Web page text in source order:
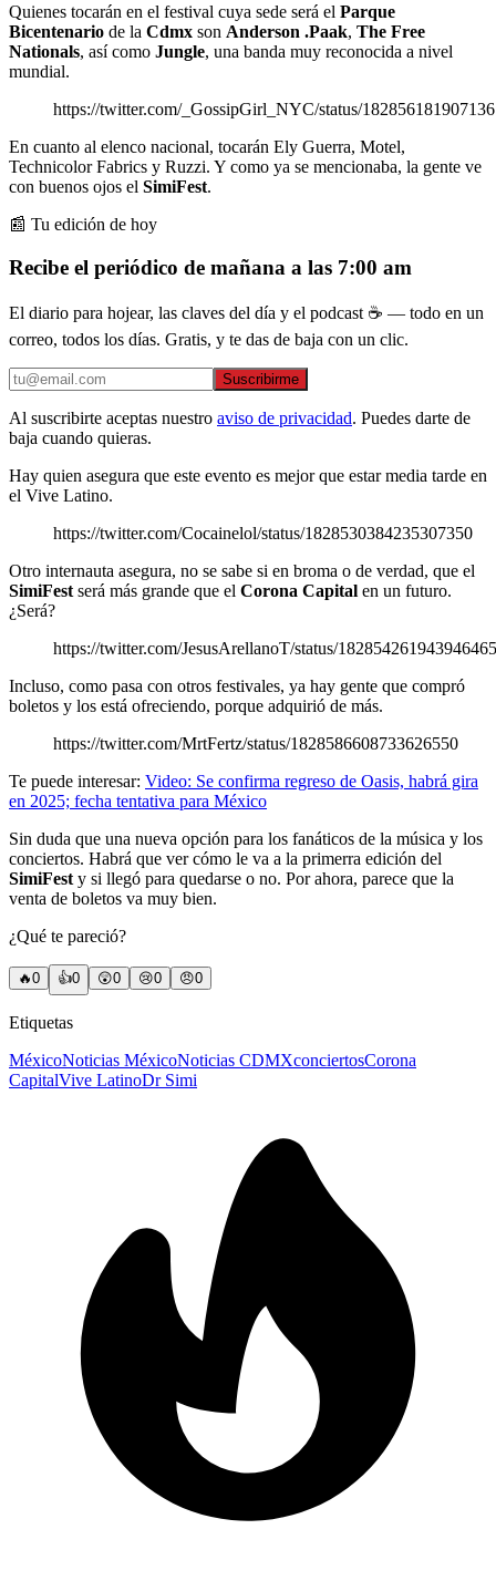
Quienes tocarán en el festival cuya sede será el Parque
Bicentenario de la Cdmx son Anderson .Paak, The Free
Nationals, así como Jungle, una banda muy reconocida a nivel
mundial.
https://twitter.com/_GossipGirl_NYC/status/
En cuanto al elenco nacional, tocarán Ely Guerra, Motel,
Technicolor Fabrics y Ruzzi. Y como ya se mencionaba, la gente ve
con buenos ojos el SimiFest.
📰 Tu edición de hoy
Recibe el periódico de mañana a las 7:00 am
El diario para hojear, las claves del día y el podcast ☕ — todo en un
correo, todos los días. Gratis, y te das de baja con un clic.
Suscribirme
Al suscribirte aceptas nuestro aviso de privacidad. Puedes darte de
baja cuando quieras.
Hay quien asegura que este evento es mejor que estar media tarde en
el Vive Latino.
https://twitter.com/Cocainelol/status/1828530384235307350
Otro internauta asegura, no se sabe si en broma o de verdad, que el
SimiFest será más grande que el Corona Capital en un futuro.
¿Será?
https://twitter.com/JesusArellanoT/status/
Incluso, como pasa con otros festivales, ya hay gente que compró
boletos y los está ofreciendo, porque adquirió de más.
https://twitter.com/MrtFertz/status/1828586608733626550
Te puede interesar: Video: Se confirma regreso de Oasis, habrá gira
en 2025; fecha tentativa para México
Sin duda que una nueva opción para los fanáticos de la música y los
conciertos. Habrá que ver cómo le va a la primerra edición del
SimiFest y si llegó para quedarse o no. Por ahora, parece que la
venta de boletos va muy bien.
¿Qué te pareció?
🔥0 👍0 😲0 😢0 😠0
Etiquetas
MéxicoNoticias MéxicoNoticias CDMXconciertosCorona
CapitalVive LatinoDr Simi